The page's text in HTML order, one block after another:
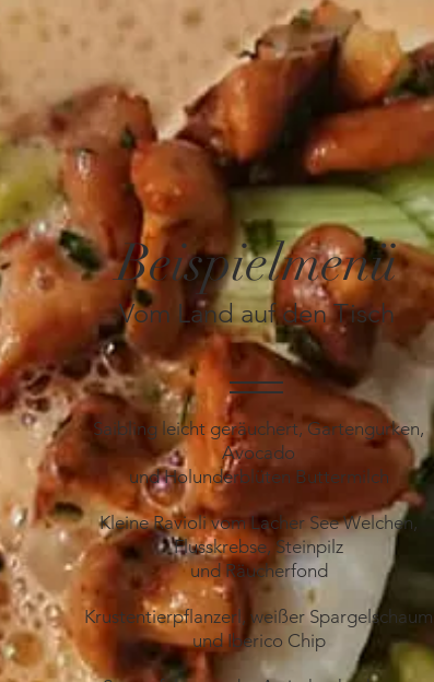
Beispielmenü
Vom Land auf den Tisch
Saibling leicht geräuchert, Gartengurken,
Avocado
und Holunderblüten Buttermilch
Kleine Ravioli vom Lacher See Welchen,
Flusskrebse, Steinpilz
und Räucherfond
Krustentierpflanzerl, weißer Spargelschaum
und Iberico Chip